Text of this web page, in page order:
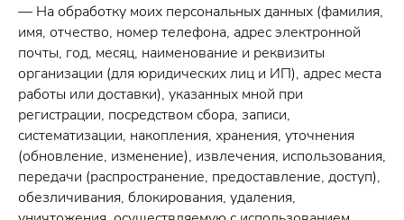
— На обработку моих персональных данных (фамилия,
имя, отчество, номер телефона, адрес электронной
почты, год, месяц, наименование и реквизиты
организации (для юридических лиц и ИП), адрес места
работы или доставки), указанных мной при
регистрации, посредством сбора, записи,
систематизации, накопления, хранения, уточнения
(обновление, изменение), извлечения, использования,
передачи (распространение, предоставление, доступ),
обезличивания, блокирования, удаления,